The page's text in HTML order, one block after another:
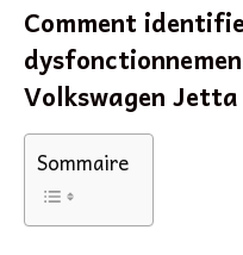
Comment
Volkswagen Jetta
Sommaire